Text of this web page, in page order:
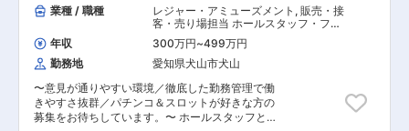
い技術力を身に着けることが可能です。 （2）幅
広いキャリア 入社後製造現場で製造スタッフとし
て従事していただき、その後は現場のリーダをお
任せします。その後は、プレス加工のスペシャリ
スト、生産技術、生産管理、設計など希望に合わ
せたキャリアを歩むことが可能です。 ＊手を挙げ
れば色々なことにチャレンジできる環境が魅力で
す。 （3）大手との継続取引あり／安定性〇 当社
に帰省することも可能です。 ■当社について：
1968年に名古屋市で創業した林鉄工所。鉄骨工事
を専業とし、東海地方で数多くの実績を築いてき
ました。2014年には、犬山市に工場を新築。よ
り低コストで高精度な鉄骨加工を行なえるよう、
設備や労働環境の改善を図っているところです。
今後もより多くのお客様の依頼にお応えしていく
ため、新たな仲間をお迎えすることとなりまし
た。 変更の範囲：会社の定める業務
業種 / 職種
レジャー・アミューズメント , 販売・接
客・売り場担当 ホールスタッフ・フロ
アスタッフ・調理スタッフ（飲食）
年収 300万円~499万円
勤務地
愛知県犬山市犬山
〜意見が通りやすい環境／徹底した勤務管理で働
きやすさ抜群／パチンコ＆スロットが好きな方の
募集をお待ちしています。〜 ホールスタッフとし